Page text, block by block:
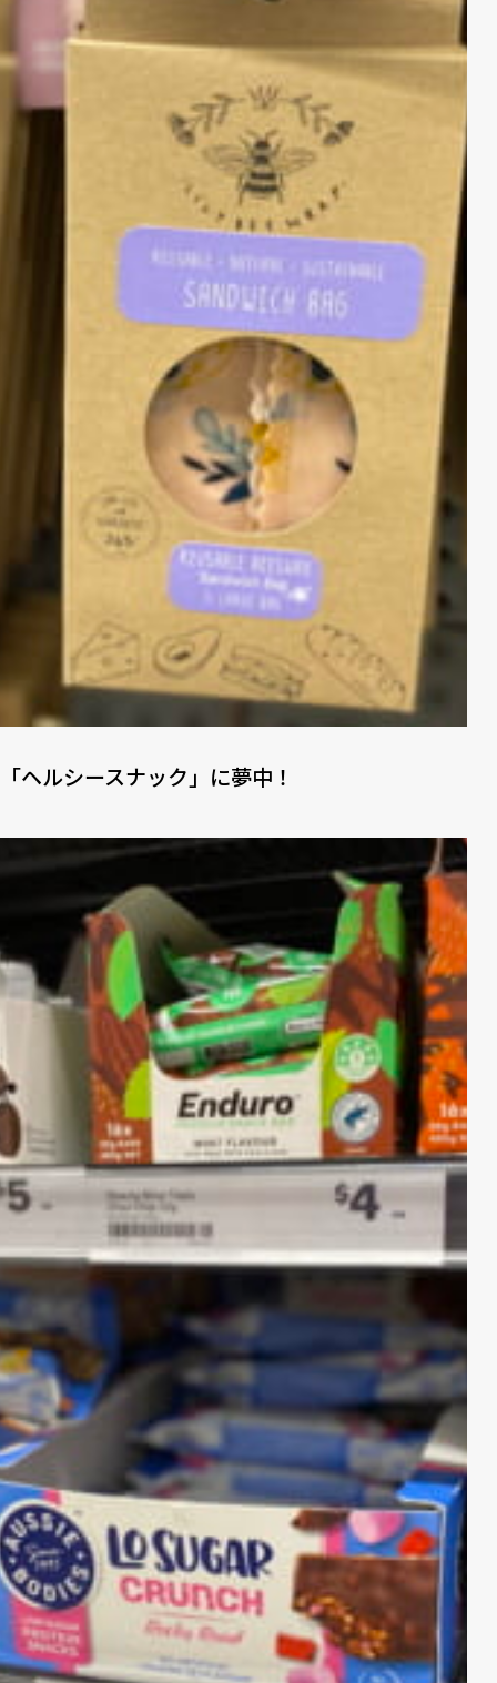
「ヘルシースナック」に夢中！